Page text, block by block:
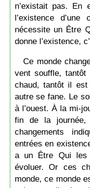
n’existait pas. En
l’existence
nécessite un Être
Ce monde
vent souffle,
chaud, tantôt il
autre se fane. Le
à l’ouest. À la mi-
fin de la
changements
entrées en
a un Être Qui les
évoluer. Or ces
monde, ce monde